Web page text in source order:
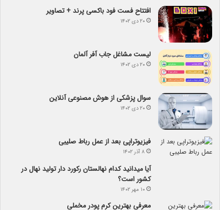
افتتاح فست فود باکسی پرند + تصاویر
۲۰ دی ۱۴۰۲
لیست مشاغل جاب آفر آلمان
۲۰ دی ۱۴۰۲
سوال پزشکی از هوش مصنوعی آنلاین
۲۰ دی ۱۴۰۲
فیزیوتراپی بعد از عمل رباط صلیبی
۸ آذر ۱۴۰۲
آیا می­دانید کدام نهالستان رکورد دار تولید نهال­ در
کشور است؟
۱۰ مهر ۱۴۰۲
معرفی بهترین کرم پودر مخملی